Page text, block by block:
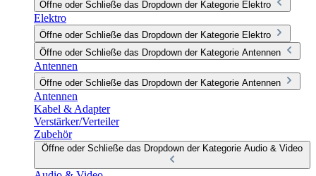
Öffne oder Schließe das Dropdown der Kategorie Elektro
Elektro
Öffne oder Schließe das Dropdown der Kategorie Elektro
Öffne oder Schließe das Dropdown der Kategorie Antennen
Antennen
Öffne oder Schließe das Dropdown der Kategorie Antennen
Antennen
Kabel & Adapter
Verstärker/Verteiler
Zubehör
Öffne oder Schließe das Dropdown der Kategorie Audio & Video